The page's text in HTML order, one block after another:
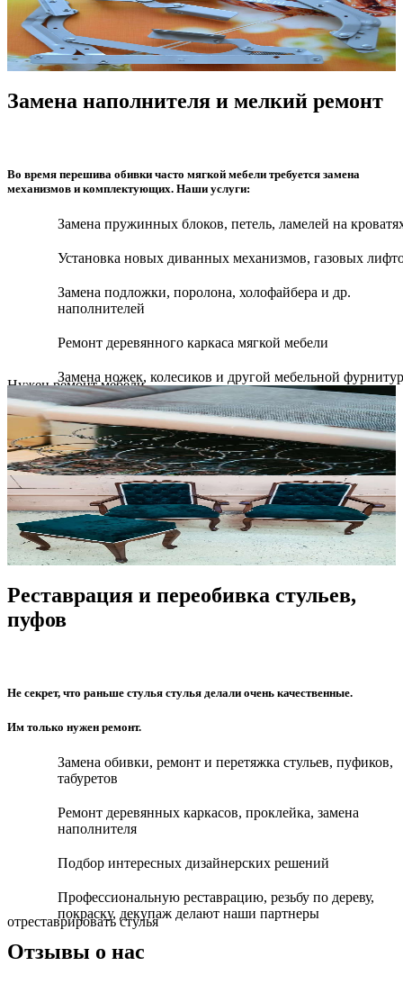
Замена наполнителя и мелкий ремонт
Во время перешива обивки часто мягкой мебели требуется замена
механизмов и комплектующих. Наши услуги:
Замена пружинных блоков, петель, ламелей на
Установка новых диванных механизмов, газовых
Замена подложки, поролона, холофайбера и др.
наполнителей
Ремонт деревянного каркаса мягкой мебели
Замена ножек, колесиков и другой мебельной
Нужен ремонт мебели
Реставрация и переобивка стульев,
пуфов
Не секрет, что раньше стулья стулья делали очень качественные.
Им только нужен ремонт.
Замена обивки, ремонт и перетяжка стульев, пуфиков,
табуретов
Ремонт деревянных каркасов, проклейка, замена
наполнителя
Подбор интересных дизайнерских решений
Профессиональную реставрацию, резьбу по дереву,
покраску, декупаж делают наши партнеры
отреставрировать стулья
Отзывы о нас